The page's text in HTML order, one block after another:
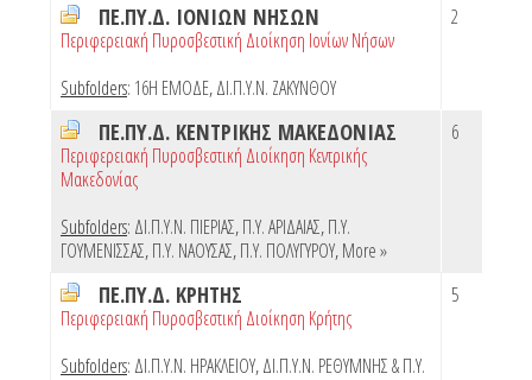
ΠΕ.ΠΥ.Δ. ΙΟΝΙΩΝ ΝΗΣΩΝ
Περιφερειακή Πυροσβεστική Διοίκηση Ιονίων Νήσων
Subfolders: 16Η ΕΜΟΔΕ,ΔΙ.Π.Υ.Ν. ΖΑΚΥΝΘΟΥ
2
ΠΕ.ΠΥ.Δ. ΚΕΝΤΡΙΚΗΣ ΜΑΚΕΔΟΝΙΑΣ
Περιφερειακή Πυροσβεστική Διοίκηση Κεντρικής
Μακεδονίας
Subfolders: ΔΙ.Π.Υ.Ν. ΠΙΕΡΙΑΣ,Π.Υ. ΑΡΙΔΑΙΑΣ,Π.Υ.
ΓΟΥΜΕΝΙΣΣΑΣ,Π.Υ. ΝΑΟΥΣΑΣ,Π.Υ. ΠΟΛΥΓΥΡΟΥ,More »
6
ΠΕ.ΠΥ.Δ. ΚΡΗΤΗΣ
Περιφερειακή Πυροσβεστική Διοίκηση Κρήτης
Subfolders: ΔΙ.Π.Υ.Ν. ΗΡΑΚΛΕΙΟΥ,ΔΙ.Π.Υ.Ν. ΡΕΘΥΜΝΗΣ & Π.Υ.
5